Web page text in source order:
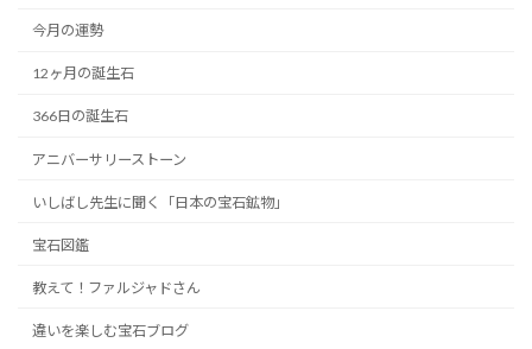
今月の運勢
12ヶ月の誕生石
366日の誕生石
アニバーサリーストーン
いしばし先生に聞く「日本の宝石鉱物」
宝石図鑑
教えて！ファルジャドさん
違いを楽しむ宝石ブログ